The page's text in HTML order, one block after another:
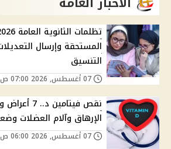
المستحقة وإرسال
التنسيق
نقص
الإرهاق وآلام العضلات